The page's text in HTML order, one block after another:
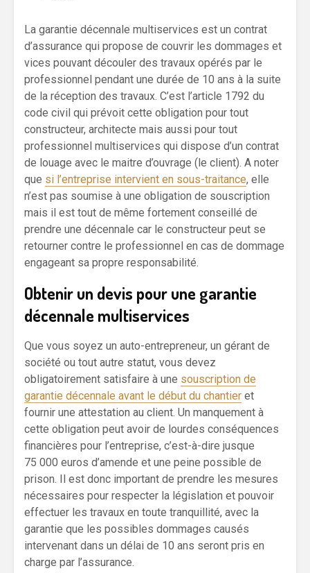
La garantie décennale multiservices est un contrat
d’assurance qui propose de couvrir les dommages et
vices pouvant découler des travaux opérés par le
professionnel pendant une durée de 10 ans à la suite
de la réception des travaux. C’est l’article 1792 du
code civil qui prévoit cette obligation pour tout
constructeur, architecte mais aussi pour tout
professionnel multiservices qui dispose d’un contrat
de louage avec le maitre d’ouvrage (le client). A noter
que si l’entreprise intervient en sous-traitance, elle
n’est pas soumise à une obligation de souscription
mais il est tout de même fortement conseillé de
prendre une décennale car le constructeur peut se
retourner contre le professionnel en cas de dommage
engageant sa propre responsabilité.
Obtenir un devis pour une garantie
décennale multiservices
Que vous soyez un auto-entrepreneur, un gérant de
société ou tout autre statut, vous devez
obligatoirement satisfaire à une souscription de
garantie décennale avant le début du chantier et
fournir une attestation au client. Un manquement à
cette obligation peut avoir de lourdes conséquences
financières pour l’entreprise, c’est-à-dire jusque
75 000 euros d’amende et une peine possible de
prison. Il est donc important de prendre les mesures
nécessaires pour respecter la législation et pouvoir
effectuer les travaux en toute tranquillité, avec la
garantie que les possibles dommages causés
intervenant dans un délai de 10 ans seront pris en
charge par l’assurance.